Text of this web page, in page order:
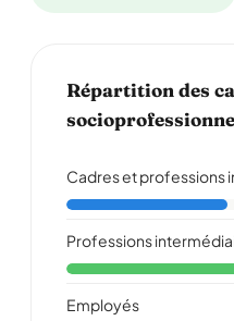
Répartition des
Cadres et professions
Professions
Employés